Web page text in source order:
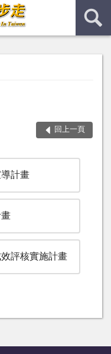
回上一頁
計畫
評核實施計畫